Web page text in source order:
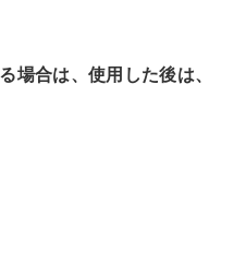
場合は、使用した後は、